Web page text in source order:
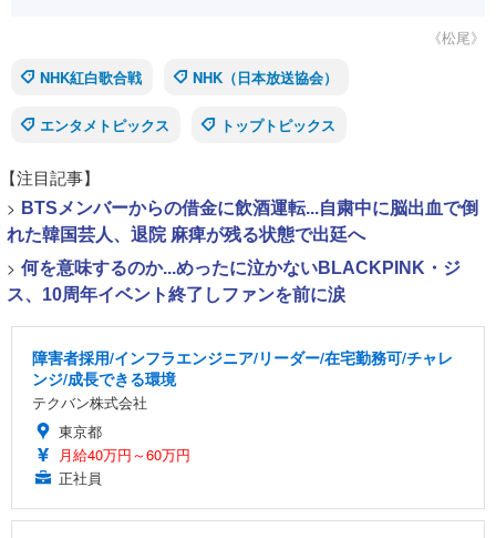
《松尾》
NHK紅白歌合戦
NHK（日本放送協会）
エンタメトピックス トップトピックス
【注目記事】
> BTSメンバーからの借金に飲酒運転...自粛中に脳出血で倒
れた韓国芸人、退院 麻痺が残る状態で出廷へ
> 何を意味するのか...めったに泣かないBLACKPINK・ジ
ス、10周年イベント終了しファンを前に涙
障害者採用/インフラエンジニア/リーダー/在宅勤務可/チャレ
ンジ/成長できる環境
テクバン株式会社
東京都
月給40万円～60万円
正社員